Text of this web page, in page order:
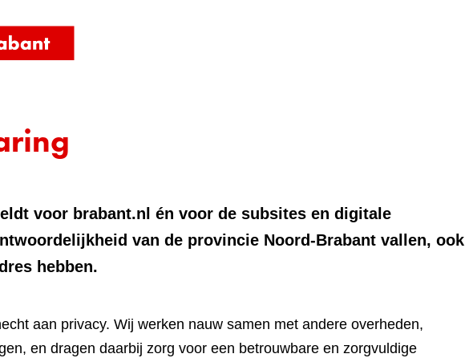
homepage)
voor brabant.nl én voor de subsites en digitale
van de provincie Noord-Brabant vallen, ook
hebben.
aan privacy. Wij werken nauw samen met andere overheden,
en dragen daarbij zorg voor een betrouwbare en zorgvuldige